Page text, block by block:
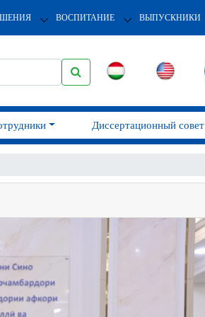
ВОСПИТАНИЕ ВЫПУСКНИКИ
Диссертационный совет